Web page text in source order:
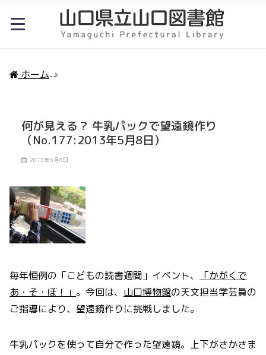
ホーム
何が見える？ 牛乳パックで望遠鏡作り
（No.177:2013年5月8日）
2013年5月8日
毎年恒例の「こどもの読書週間」イベント、
「かがくで
あ・そ・ぼ！」 。今回は、 山口博物館の天文担当学芸員の
ご指導により、望遠鏡作りに挑戦しました。
牛乳パックを使って自分で作った望遠鏡。上下がさかさま